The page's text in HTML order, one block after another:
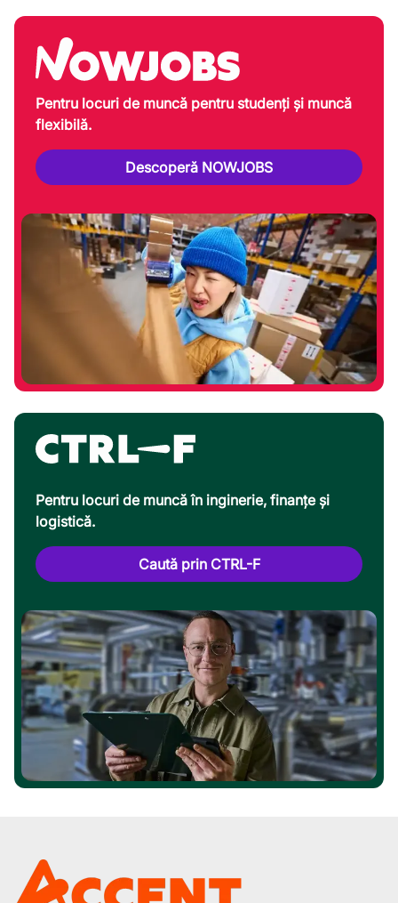
Pentru locuri de muncă pentru studenți și muncă
flexibilă.
Descoperă NOWJOBS
Pentru locuri de muncă în inginerie, finanțe și
logistică.
Caută prin CTRL-F